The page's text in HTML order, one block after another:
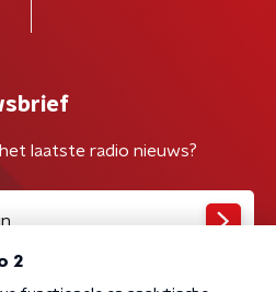
laatste radio nieuws?